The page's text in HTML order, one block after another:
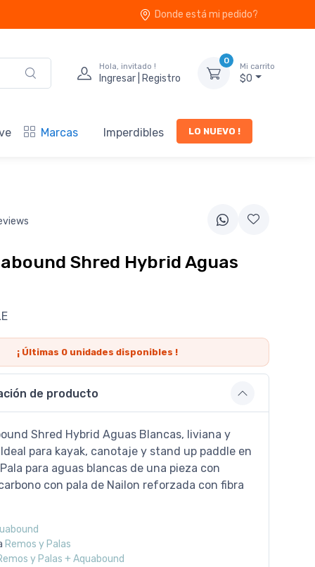
Donde está mi pedido?
Hola, invitado !
Ingresar | Registro
0
Mi carrito
$0
Marcas Imperdibles LO NUEVO !
Shred Hybrid Aguas
¡ Últimas 0 unidades disponibles !
de producto
Shred Hybrid Aguas Blancas, liviana y
para kayak, canotaje y stand up paddle en
para aguas blancas de una pieza con
con pala de Nailon reforzada con fibra
Remos y Palas
y Palas + Aquabound